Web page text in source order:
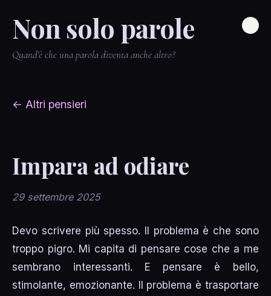
Non solo parole
Quand'è che una parola diventa anche altro?
← Altri pensieri
Impara ad odiare
29 settembre 2025
Devo scrivere più spesso. Il problema è che sono
troppo pigro. Mi capita di pensare cose che a me
sembrano interessanti. E pensare è bello,
stimolante, emozionante. Il problema è trasportare